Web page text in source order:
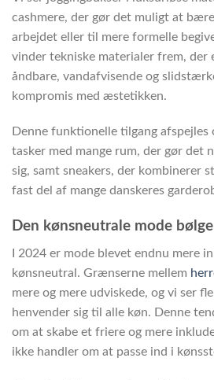
cashmere, der gør det muligt at
arbejdet eller til mere formelle
vinder tekniske materialer frem,
åndbare, vandafvisende og
kompromis med æstetikken.
Denne funktionelle tilgang afspejles
tasker med mange rum, der gør det
sig, samt sneakers, der kombinerer
fast del af mange danskeres
Den kønsneutrale mode bølge
I 2024 er mode blevet endnu mere
kønsneutral. Grænserne mellem
mere og mere udviskede, og vi ser
henvender sig til alle køn. Denne
om at skabe et friere og mere
ikke handler om at passe ind i